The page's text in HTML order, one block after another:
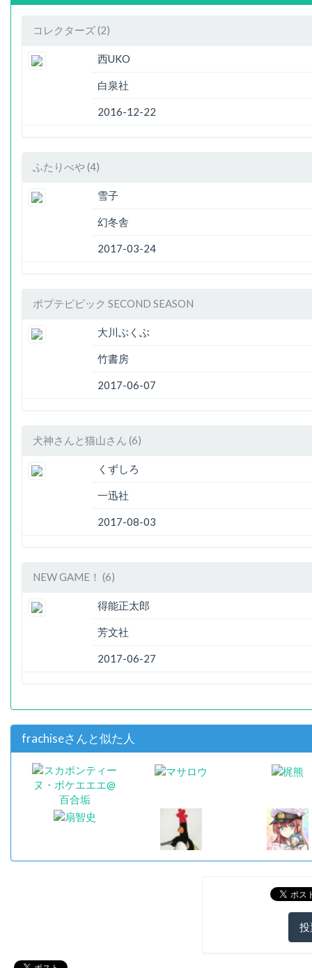
コレクターズ (2)
西UKO
白泉社
2016-12-22
ふたりべや (4)
雪子
幻冬舎
2017-03-24
ポプテピピック SECOND SEASON
大川ぶくぶ
竹書房
2017-06-07
犬神さんと猫山さん (6)
くずしろ
一迅社
2017-08-03
NEW GAME！ (6)
得能正太郎
芳文社
2017-06-27
frachiseさんと似た人
投